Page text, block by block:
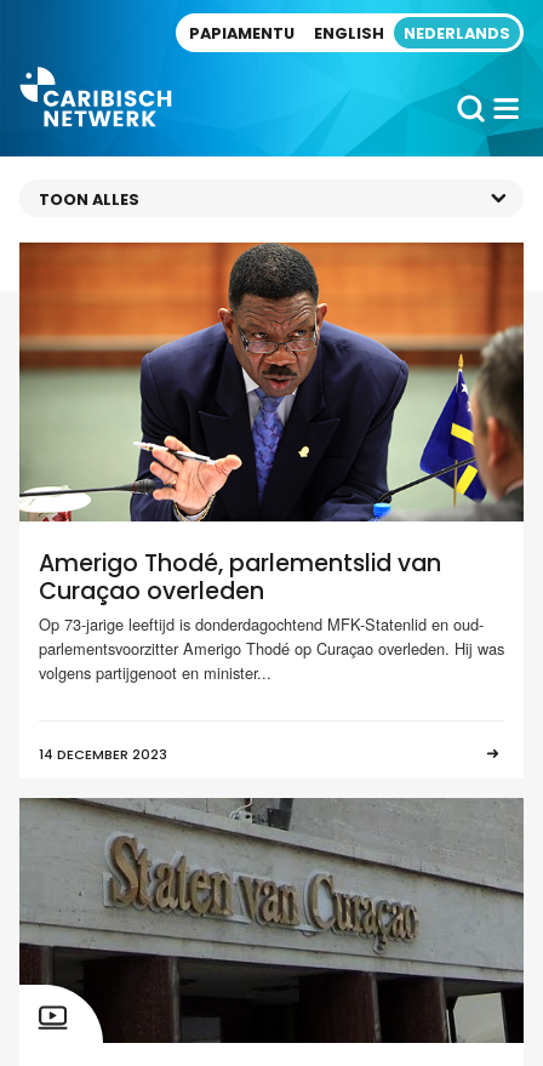
PAPIAMENTU ENGLISH NEDERLANDS
Amerigo Thodé, parlementslid van
Curaçao overleden
Op 73-jarige leeftijd is donderdagochtend MFK-Statenlid en oud-
parlementsvoorzitter Amerigo Thodé op Curaçao overleden. Hij was
volgens partijgenoot en minister...
14 DECEMBER 2023